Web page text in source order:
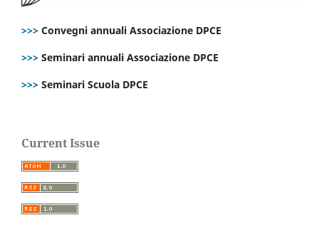
>>> Convegni annuali Associazione DPCE
>>> Seminari annuali Associazione DPCE
>>> Seminari Scuola DPCE
Current Issue